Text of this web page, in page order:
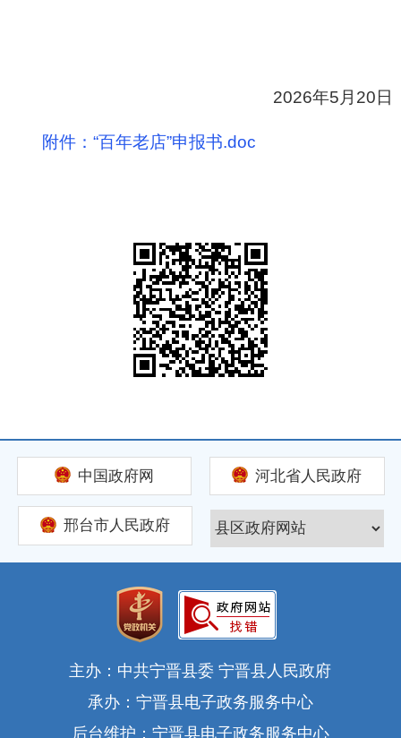
2026年5月20日
附件：“百年老店”申报书.doc
中国政府网 河北省人民政府
邢台市人民政府
主办：中共宁晋县委 宁晋县人民政府
承办：宁晋县电子政务服务中心
后台维护：宁晋县电子政务服务中心